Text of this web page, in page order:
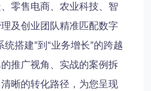
零售电商、农业科技、智
及创业团队精准匹配数字
搭建”到“业务增长”的跨越
推广视角、实战的案例拆
晰的转化路径，为您呈现